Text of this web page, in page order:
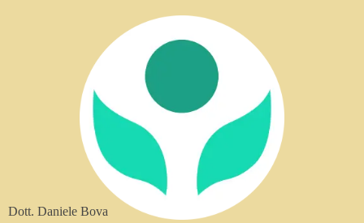
Dott. Daniele Bova